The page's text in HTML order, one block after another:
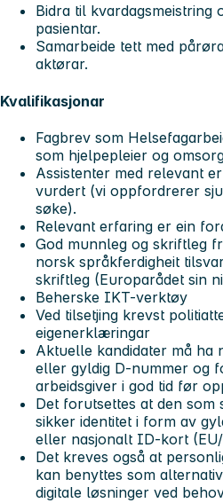
Bidra til kvardagsmeistring
pasientar.
Samarbeide tett med
aktørar.
Kvalifikasjonar
Fagbrev som
som hjelpepleier og
Assistenter med relevant
vurdert (vi oppfordrerer
søke).
Relevant erfaring er ein
God munnleg og skriftleg
norsk språkferdigheit
skriftleg (Europarådet sin
Beherske IKT-verktøy
Ved tilsetjing krevst
eigenerklæringar
Aktuelle kandidater må ha
eller gyldig D-nummer og
arbeidsgiver i god tid før
Det forutsettes at den
sikker identitet i form av
eller nasjonalt ID-kort
Det kreves også at
kan benyttes som
digitale løsninger ved